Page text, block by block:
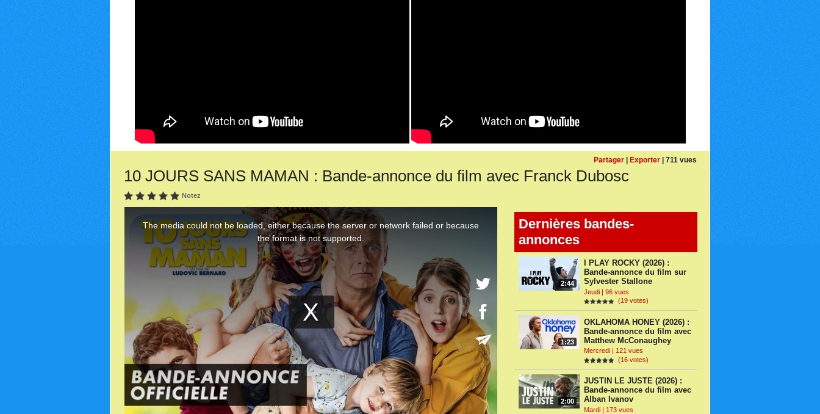
Partager | Exporter | 711 vues
10 JOURS SANS MAMAN : Bande-annonce du film avec Franck Dubosc
Notez
Dernières bandes-
annonces
2:44
I PLAY ROCKY (2026) :
Bande-annonce du film sur
Sylvester Stallone
Jeudi | 96 vues
(19 votes)
1:23
OKLAHOMA HONEY (2026) :
Bande-annonce du film avec
Matthew McConaughey
Mercredi | 121 vues
(16 votes)
2:00
JUSTIN LE JUSTE (2026) :
Bande-annonce du film avec
Alban Ivanov
Mardi | 173 vues